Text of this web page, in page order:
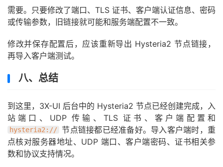
需要。只要修改了端口、TLS 证书、客户端认证信息、密码
或传输参数，旧链接就可能和服务端配置不一致。
修改并保存配置后，应该重新导出 Hysteria2 节点链接，
再导入客户端测试。
八、总结
到这里，3X-UI 后台中的 Hysteria2 节点已经创建完成，入
站端口、UDP 传输、TLS 证书、客户端配置和
hysteria2:// 节点链接都已经准备好。导入客户端时，重
点核对服务器地址、UDP 端口、客户端密码、证书相关参
数和协议支持情况。